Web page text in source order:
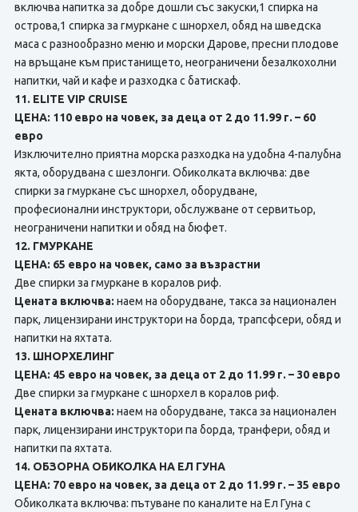
включва напитка за добре дошли със закуски,1 спирка на
острова,1 спирка за гмуркане с шнорхел, обяд на шведска
маса с разнообразно меню и морски Дарове, пресни плодове
на връщане към пристанището, неограничени безалкохолни
напитки, чай и кафе и разходка с батискаф.
11. ELITE VIP CRUISE
ЦЕНА: 110 евро на човек, за деца от 2 до 11.99 г. – 60
евро
Изключително приятна морска разходка на удобна 4-палубна
якта, оборудвана с шезлонги. Обиколката включва: две
спирки за гмуркане със шнорхел, оборудване,
професионални инструктори, обслужване от сервитьор,
неограничени напитки и обяд на бюфет.
12. ГМУРКАНЕ
ЦЕНА: 65 евро на човек, само за възрастни
Две спирки за гмуркане в коралов риф.
Цената включва: наем на оборудване, такса за национален
парк, лицензирани инструктори на борда, трапсфсери, обяд и
напитки на яхтата.
13. ШНОРХЕЛИНГ
ЦЕНА: 45 евро на човек, за деца от 2 до 11.99 г. – 30 евро
Две спирки за гмуркане с шнорхел в коралов риф.
Цената включва: наем на оборудване, такса за национален
парк, лицензирани инструктори па борда, транфери, обяд и
напитки па яхтата.
14. ОБЗОРНА ОБИКОЛКА НА ЕЛ ГУНА
ЦЕНА: 70 евро на човек, за деца от 2 до 11.99 г. – 35 евро
Обиколката включва: пътуване по каналите на Ел Гуна с